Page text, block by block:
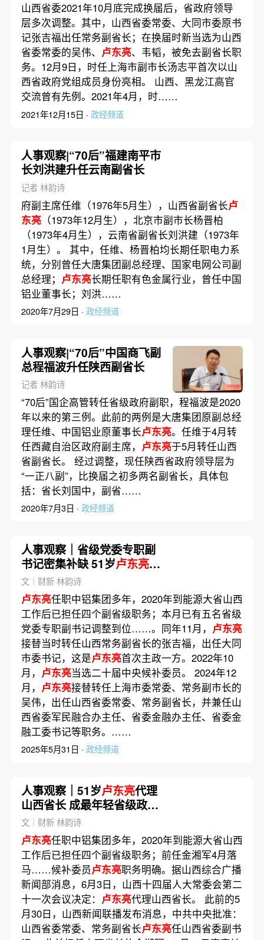
山西省委2021年10月底完成换届后，省政府领导
层多次调整。其中，山西省委常委、大同市委原书
记张吉福出任常务副省长；在换届时新当选为山西
省委常委的吴伟、 卢东亮、韦韬，被免去副省长职
务。12月9日，时任上海市副市长汤志平首次以山
西省政府党组成员身份亮相。 山西、黑龙江高官
交流曾有先例。2021年4月，时……
2021年12月15日 · 政经频道
人事观察|“70后”福建南平市
长刘洪建升任云南副省长
记者 林韵诗
府副主席任维（1976年5月生），山西省副省长卢
东亮（1973年12月生），北京市副市长杨晋柏
（1973年4月生），云南省副省长刘洪建（1973年
1月生）。 其中，任维、杨晋柏均长期任职电力系
统，分别曾任大唐集团副总经理、国家电网公司副
总经理； 卢东亮长期任职有色金属行业，曾任中国
铝业董事长；刘洪……
2020年7月29日 · 政经频道
人事观察|“70后”中国商飞副
总程福波升任陕西副省长
记者 林韵诗
“70后”国企高管转任省级政府副职，程福波是2020
年以来的第三例。此前的两例是大唐集团原副总经
理任维、中国铝业原董事长卢东亮。任维于4月转
任西藏自治区政府副主席， 卢东亮于5月转任山西
省副省长。 经过调整，现任陕西省政府领导层为
“一正八副”，比换届之初多两名副省长，具体包
括：省长刘国中，副省……
2020年7月3日 · 政经频道
人事观察｜省级党委专职副
书记密集补缺 51岁卢东亮山
西再履新
文｜财新 林韵诗
卢东亮任职中铝集团多年，2020年到能源大省山西
工作后已担任四个副省级职务；本月已有五名省级
党委专职副书记调整到位……。同年11月， 卢东亮
接替当时转任山西常务副省长的张吉福，出任大同
市委书记，这是卢东亮首次主政一方。2022年10
月， 卢东亮当选二十届中央候补委员。 2024年12
月， 卢东亮接替转任上海市委常委、常务副市长的
吴伟，出任山西省委常委、常务副省长，并兼任山
西省委军民融合办主任、省委金融办主任、省委金
融工委书记等职务。……
2025年5月31日 · 政经频道
人事观察｜51岁卢东亮代理
山西省长 成最年轻省级政府
一把手
文｜财新 林韵诗
卢东亮任职中铝集团多年，2020年到能源大省山西
工作后已担任四个副省级职务；前任金湘军4月落
马……候补委员卢东亮职务明确。据山西综合广播
新闻部消息，6月3日，山西十四届人大常委会第二
十一次会议决定： 卢东亮代理山西省长。 此前的5
月30日，山西新闻联播发布消息，中共中央批准：
山西省委常委、常务副省长卢东亮任山西省委副书